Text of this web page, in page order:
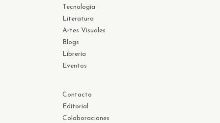
Tecnología
Literatura
Artes Visuales
Blogs
Librería
Eventos
Contacto
Editorial
Colaboraciones